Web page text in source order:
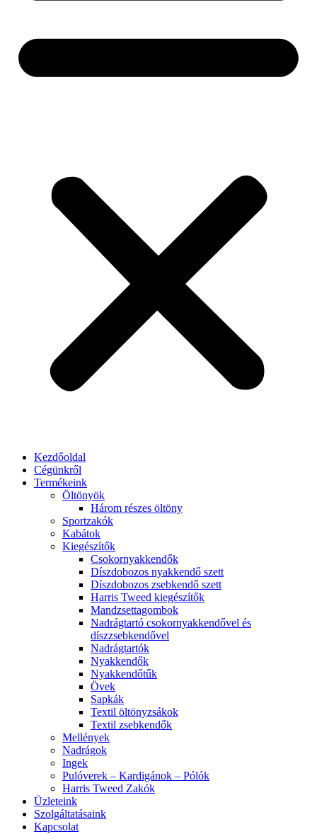
Kezdőoldal
Cégünkről
Termékeink
Öltönyök
Három részes öltöny
Sportzakók
Kabátok
Kiegészítők
Csokornyakkendők
Díszdobozos nyakkendő szett
Díszdobozos zsebkendő szett
Harris Tweed kiegészítők
Mandzsettagombok
Nadrágtartó csokornyakkendővel és
díszzsebkendővel
Nadrágtartók
Nyakkendők
Nyakkendőtűk
Övek
Sapkák
Textil öltönyzsákok
Textil zsebkendők
Mellények
Nadrágok
Ingek
Pulóverek – Kardigánok – Pólók
Harris Tweed Zakók
Üzleteink
Szolgáltatásaink
Kapcsolat